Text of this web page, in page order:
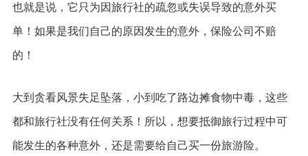
也就是说，它只为因旅行社的疏忽或失误导致的意外买
单！如果是我们自己的原因发生的意外，保险公司不赔
的！
大到贪看风景失足坠落，小到吃了路边摊食物中毒，这些
都和旅行社没有任何关系！所以，想要抵御旅行过程中可
能发生的各种意外，还是需要给自己买一份旅游险。